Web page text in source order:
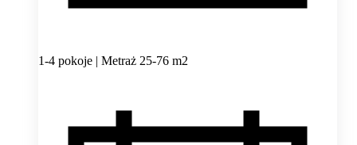
1-4 pokoje | Metraż 25-76 m2